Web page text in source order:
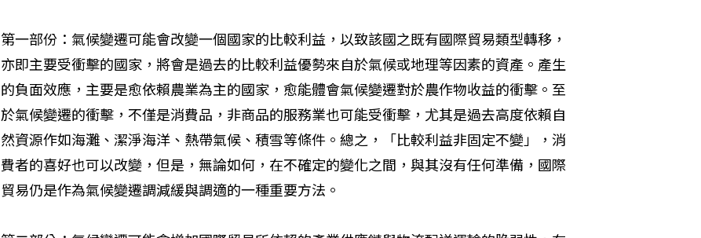
第一部份：氣候變遷可能會改變一個國家的比較利益，以致該國之既有國際貿易類型轉移，
亦即主要受衝擊的國家，將會是過去的比較利益優勢來自於氣候或地理等因素的資產。產生
的負面效應，主要是愈依賴農業為主的國家，愈能體會氣候變遷對於農作物收益的衝擊。至
於氣候變遷的衝擊，不僅是消費品，非商品的服務業也可能受衝擊，尤其是過去高度依賴自
然資源作如海灘、潔淨海洋、熱帶氣候、積雪等條件。總之，「比較利益非固定不變」，消
費者的喜好也可以改變，但是，無論如何，在不確定的變化之間，與其沒有任何準備，國際
貿易仍是作為氣候變遷調減緩與調適的一種重要方法。